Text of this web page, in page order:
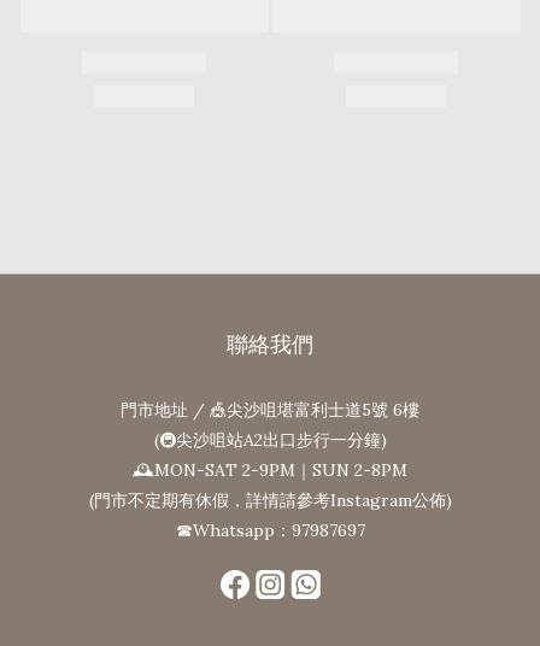
聯絡我們
門市地址 / 🎪尖沙咀堪富利士道5號 6樓
(🚇尖沙咀站A2出口步行一分鐘)
🕰MON-SAT 2-9PM｜SUN 2-8PM
(門市不定期有休假，詳情請參考Instagram公佈)
☎Whatsapp：97987697